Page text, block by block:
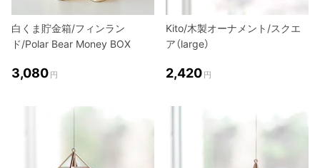
白くま貯金箱/フィンラン
ド/Polar Bear Money BOX
3,080 円
Kito/木製オーナメント/スクエ
ア（large）
2,420 円